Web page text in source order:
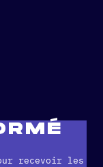
recevoir les